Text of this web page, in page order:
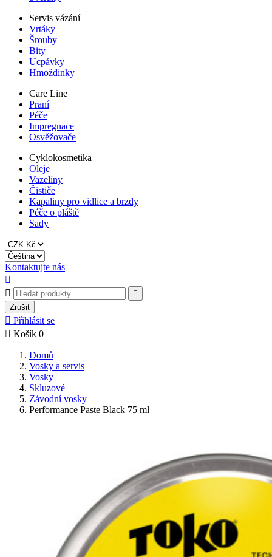
Servis vázání
Vrtáky
Šrouby
Bity
Ucpávky
Hmoždinky
Care Line
Praní
Péče
Impregnace
Osvěžovače
Cyklokosmetika
Oleje
Vazelíny
Čističe
Kapaliny pro vidlice a brzdy
Péče o pláště
Sady
Kontaktujte nás



Zrušit
 Přihlásit se
 Košík 0
Domů
Vosky a servis
Vosky
Skluzové
Závodní vosky
Performance Paste Black 75 ml